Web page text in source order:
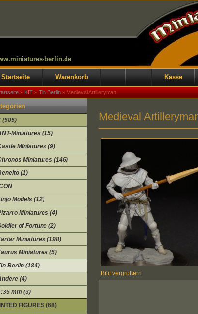
berlin.de
Startseite Warenkorb Kasse
»KIT»Tin Berlin»Medieval Artilleryman
(585)
Miniatures (15)
Miniatures (9)
Miniatures (146)
(1)
Models (12)
Miniatures (4)
of Fortune (2)
Miniatures (198)
Miniatures (5)
Berlin (184)
(4)
mm (3)
FIGURES (68)
Medieval
Bild vergrößern